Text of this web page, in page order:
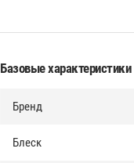
Базовые характеристики
Бренд
Блеск